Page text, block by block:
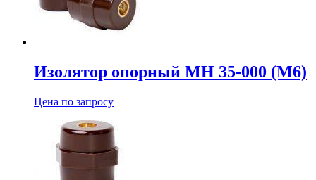
Изолятор опорный МН 35-000 (М6)
Цена по запросу